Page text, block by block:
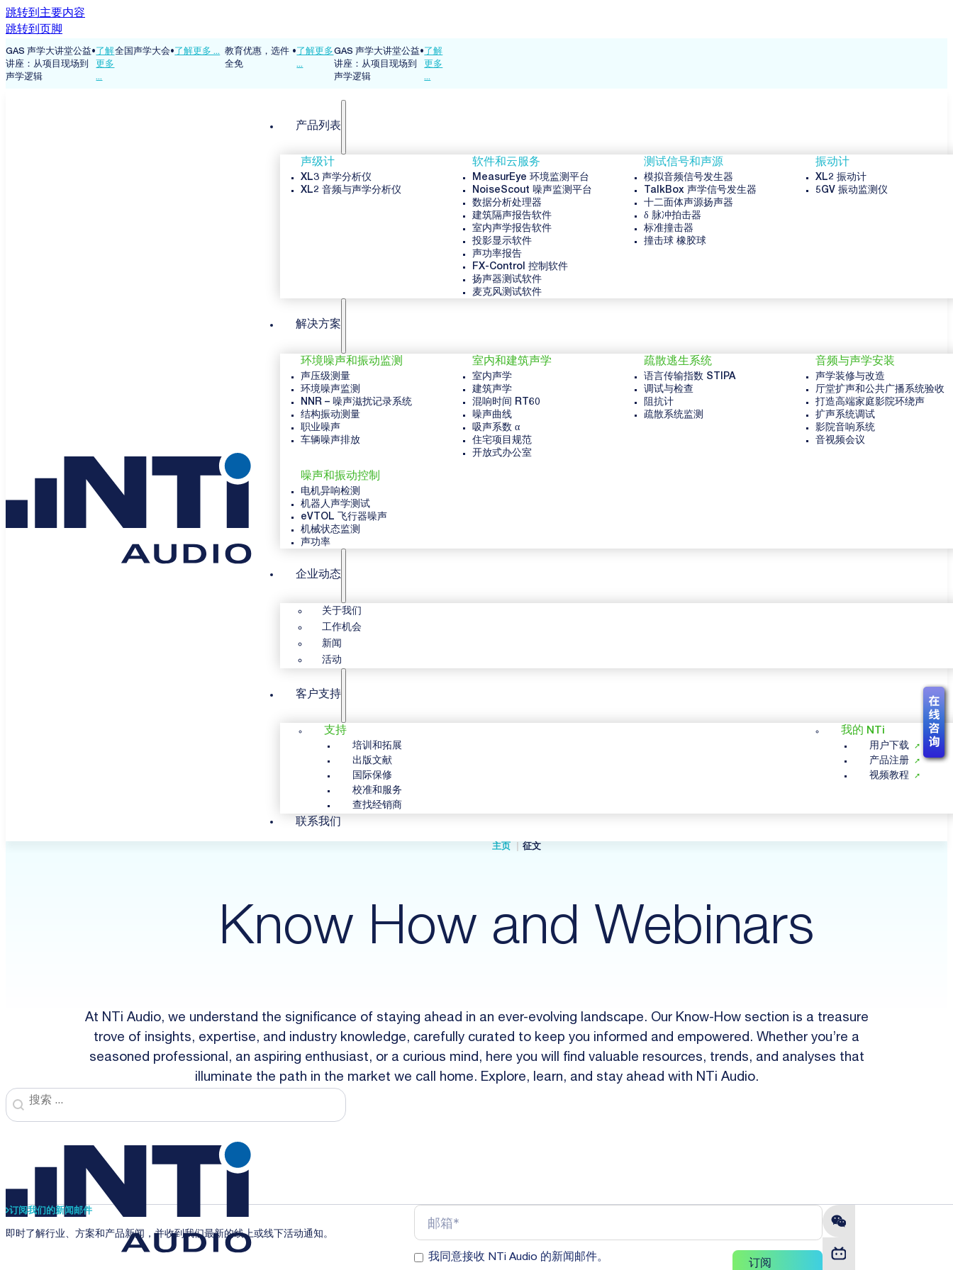
跳转到主要内容
跳转到页脚
GAS 声学大讲堂公益
讲座：从项目现场到
声学逻辑
• 了解
更多
...
全国声学大会• 了解更多 ... 教育优惠，选件
全免
• 了解更多
...
GAS 声学大讲堂公益
讲座：从项目现场到
声学逻辑
• 了解
更多
...
产品列表
声级计
XL3 声学分析仪
XL2 音频与声学分析仪
软件和云服务
MeasurEye 环境监测平台
NoiseScout 噪声监测平台
数据分析处理器
建筑隔声报告软件
室内声学报告软件
投影显示软件
声功率报告
FX-Control 控制软件
扬声器测试软件
麦克风测试软件
测试信号和声源
模拟音频信号发生器
TalkBox 声学信号发生器
十二面体声源扬声器
δ 脉冲拍击器
标准撞击器
撞击球 橡胶球
振动计
XL2 振动计
5GV 振动监测仪
解决方案
环境噪声和振动监测
声压级测量
环境噪声监测
NNR – 噪声滋扰记录系统
结构振动测量
职业噪声
车辆噪声排放
室内和建筑声学
室内声学
建筑声学
混响时间 RT60
噪声曲线
吸声系数 α
住宅项目规范
开放式办公室
疏散逃生系统
语言传输指数 STIPA
调试与检查
阻抗计
疏散系统监测
音频与声学安装
声学装修与改造
厅堂扩声和公共广播系统验收
打造高端家庭影院环绕声
扩声系统调试
影院音响系统
音视频会议
噪声和振动控制
电机异响检测
机器人声学测试
eVTOL 飞行器噪声
机械状态监测
声功率
企业动态
关于我们
工作机会
新闻
活动
客户支持
支持
培训和拓展
出版文献
国际保修
校准和服务
查找经销商
我的 NTi
用户下载
产品注册
视频教程
联系我们
Know How and Webinars
主页 征文
At NTi Audio, we understand the significance of staying ahead in an ever-evolving landscape. Our Know-How section is a treasure
trove of insights, expertise, and industry knowledge, carefully curated to keep you informed and empowered. Whether you’re a
seasoned professional, an aspiring enthusiast, or a curious mind, here you will find valuable resources, trends, and analyses that
illuminate the path in the market we call home. Explore, learn, and stay ahead with NTi Audio.
Search
Search content
订阅我们的新闻邮件
即时了解行业、方案和产品新闻，并收到我们最新的线上或线下活动通知。
我同意接收 NTi Audio 的新闻邮件。
订阅